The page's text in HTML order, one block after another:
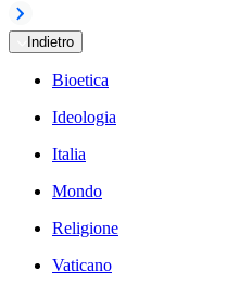
Indietro
Bioetica
Ideologia
Italia
Mondo
Religione
Vaticano